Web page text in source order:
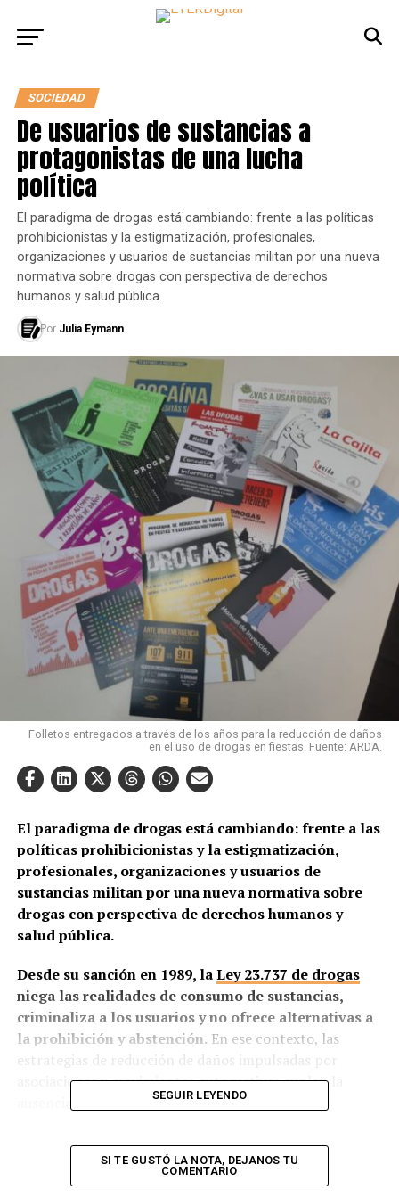
SOCIEDAD
De usuarios de sustancias a
protagonistas de una lucha
política
El paradigma de drogas está cambiando: frente a las políticas
prohibicionistas y la estigmatización, profesionales,
organizaciones y usuarios de sustancias militan por una nueva
normativa sobre drogas con perspectiva de derechos
humanos y salud pública.
Por Julia Eymann
Folletos entregados a través de los años para la reducción de daños
en el uso de drogas en fiestas. Fuente: ARDA.
El paradigma de drogas está cambiando: frente a las
políticas prohibicionistas y la estigmatización,
profesionales, organizaciones y usuarios de
sustancias militan por una nueva normativa sobre
drogas con perspectiva de derechos humanos y
salud pública.
Desde su sanción en 1989, laLey 23.737 de drogas
niega las realidades de consumo de sustancias,
criminaliza a los usuarios y no ofrece alternativas a
la prohibición y abstención. En ese contexto, las
estrategias de reducción de daños impulsadas por
asociaciones y movimientos autogestivos suplen la
ausencia del Estado ante la falta de políticas con
Las propuestas actuales son variadas e intentan
adaptarse a las necesidades, preferencias y territorios
SEGUIR LEYENDO
SI TE GUSTÓ LA NOTA, DEJANOS TU
COMENTARIO